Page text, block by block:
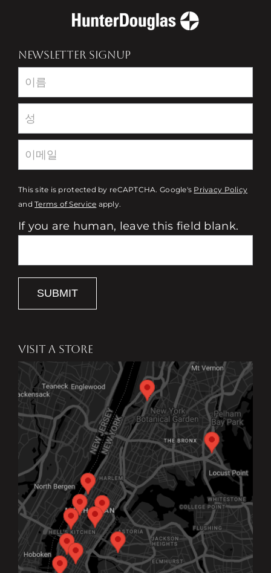
NEWSLETTER SIGNUP
Newsletter
This site is protected by reCAPTCHA. Google's Privacy Policy
andTerms of Service apply.
If you are human, leave this field blank.
SUBMIT
VISIT A STORE